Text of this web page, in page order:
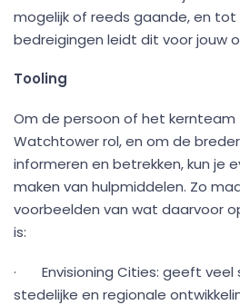
mogelijk of reeds gaande, en tot
bedreigingen leidt dit voor jouw
Tooling
Om de persoon of het kernteam
Watchtower rol, en om de
informeren en betrekken, kun je
maken van hulpmiddelen. Zo
voorbeelden van wat daarvoor
is:
· Envisioning Cities: geeft veel
stedelijke en regionale